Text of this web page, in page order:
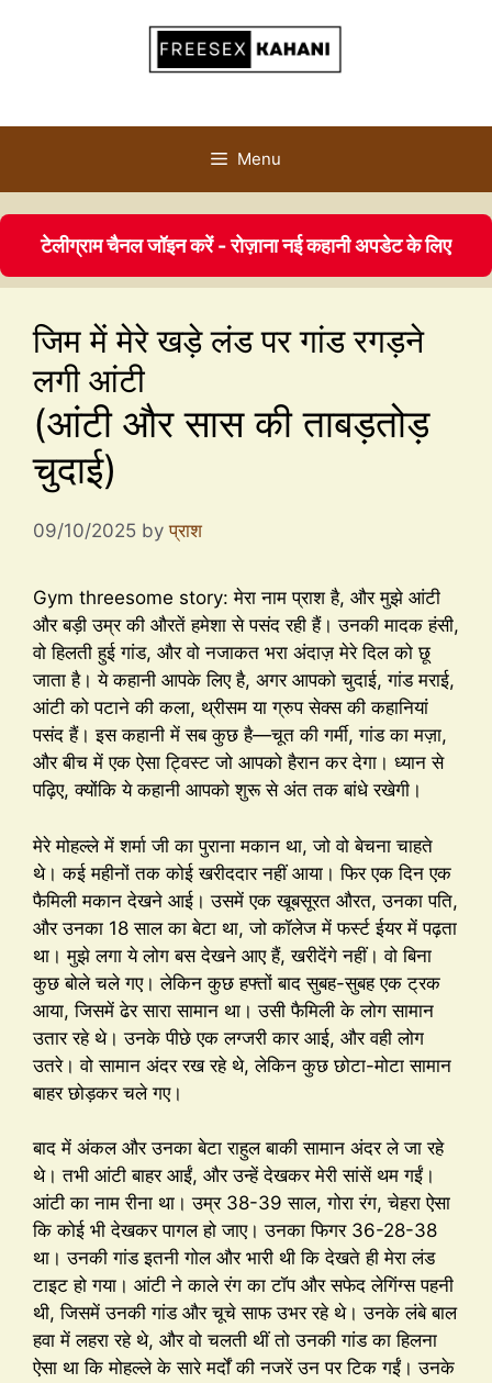
Menu
टेलीग्राम चैनल जॉइन करें - रोज़ाना नई कहानी अपडेट के लिए
जिम में मेरे खड़े लंड पर गांड रगड़ने
लगी आंटी
(आंटी और सास की ताबड़तोड़
चुदाई)
09/10/2025 byप्राश
Gym threesome story: मेरा नाम प्राश है, और मुझे आंटी
और बड़ी उम्र की औरतें हमेशा से पसंद रही हैं। उनकी मादक हंसी,
वो हिलती हुई गांड, और वो नजाकत भरा अंदाज़ मेरे दिल को छू
जाता है। ये कहानी आपके लिए है, अगर आपको चुदाई, गांड मराई,
आंटी को पटाने की कला, थ्रीसम या ग्रुप सेक्स की कहानियां
पसंद हैं। इस कहानी में सब कुछ है—चूत की गर्मी, गांड का मज़ा,
और बीच में एक ऐसा ट्विस्ट जो आपको हैरान कर देगा। ध्यान से
पढ़िए, क्योंकि ये कहानी आपको शुरू से अंत तक बांधे रखेगी।
मेरे मोहल्ले में शर्मा जी का पुराना मकान था, जो वो बेचना चाहते
थे। कई महीनों तक कोई खरीददार नहीं आया। फिर एक दिन एक
फैमिली मकान देखने आई। उसमें एक खूबसूरत औरत, उनका पति,
और उनका 18 साल का बेटा था, जो कॉलेज में फर्स्ट ईयर में पढ़ता
था। मुझे लगा ये लोग बस देखने आए हैं, खरीदेंगे नहीं। वो बिना
कुछ बोले चले गए। लेकिन कुछ हफ्तों बाद सुबह-सुबह एक ट्रक
आया, जिसमें ढेर सारा सामान था। उसी फैमिली के लोग सामान
उतार रहे थे। उनके पीछे एक लग्जरी कार आई, और वही लोग
उतरे। वो सामान अंदर रख रहे थे, लेकिन कुछ छोटा-मोटा सामान
बाहर छोड़कर चले गए।
बाद में अंकल और उनका बेटा राहुल बाकी सामान अंदर ले जा रहे
थे। तभी आंटी बाहर आईं, और उन्हें देखकर मेरी सांसें थम गईं।
आंटी का नाम रीना था। उम्र 38-39 साल, गोरा रंग, चेहरा ऐसा
कि कोई भी देखकर पागल हो जाए। उनका फिगर 36-28-38
था। उनकी गांड इतनी गोल और भारी थी कि देखते ही मेरा लंड
टाइट हो गया। आंटी ने काले रंग का टॉप और सफेद लेगिंग्स पहनी
थी, जिसमें उनकी गांड और चूचे साफ उभर रहे थे। उनके लंबे बाल
हवा में लहरा रहे थे, और वो चलती थीं तो उनकी गांड का हिलना
ऐसा था कि मोहल्ले के सारे मर्दों की नजरें उन पर टिक गईं। उनके